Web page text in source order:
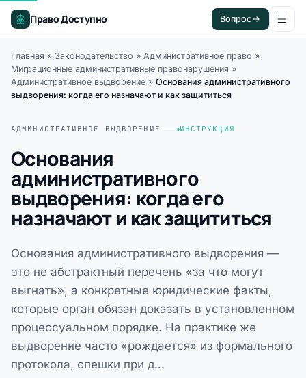
Право Доступно Вопрос
Главная » Законодательство » Административное право »
Миграционные административные правонарушения »
Административное выдворение » Основания административного
выдворения: когда его назначают и как защититься
АДМИНИСТРАТИВНОЕ ВЫДВОРЕНИЕ ИНСТРУКЦИЯ
Основания
административного
выдворения: когда его
назначают и как защититься
Основания административного выдворения —
это не абстрактный перечень «за что могут
выгнать», а конкретные юридические факты,
которые орган обязан доказать в установленном
процессуальном порядке. На практике же
выдворение часто «рождается» из формального
протокола, спешки при д…